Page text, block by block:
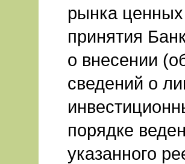
рынка ценных
принятия
о внесении
сведений о
порядке
указанного